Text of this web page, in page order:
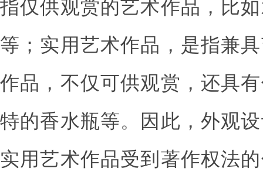
指仅供观赏的艺术作品，比
等；实用艺术作品，是指兼
作品，不仅可供观赏，还具
特的香水瓶等。因此，外观
实用艺术作品受到著作权法